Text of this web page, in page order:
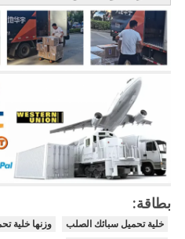
بطاقة:
خلية تحميل سبائك الصلب
وزنها خلية